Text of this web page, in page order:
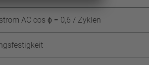
AC cos ϕ = 0,6 / Zyklen